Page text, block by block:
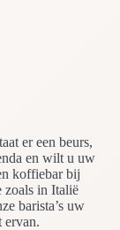
er een beurs,
en wilt u uw
koffiebar bij
zoals in Italië
barista’s uw
ervan.